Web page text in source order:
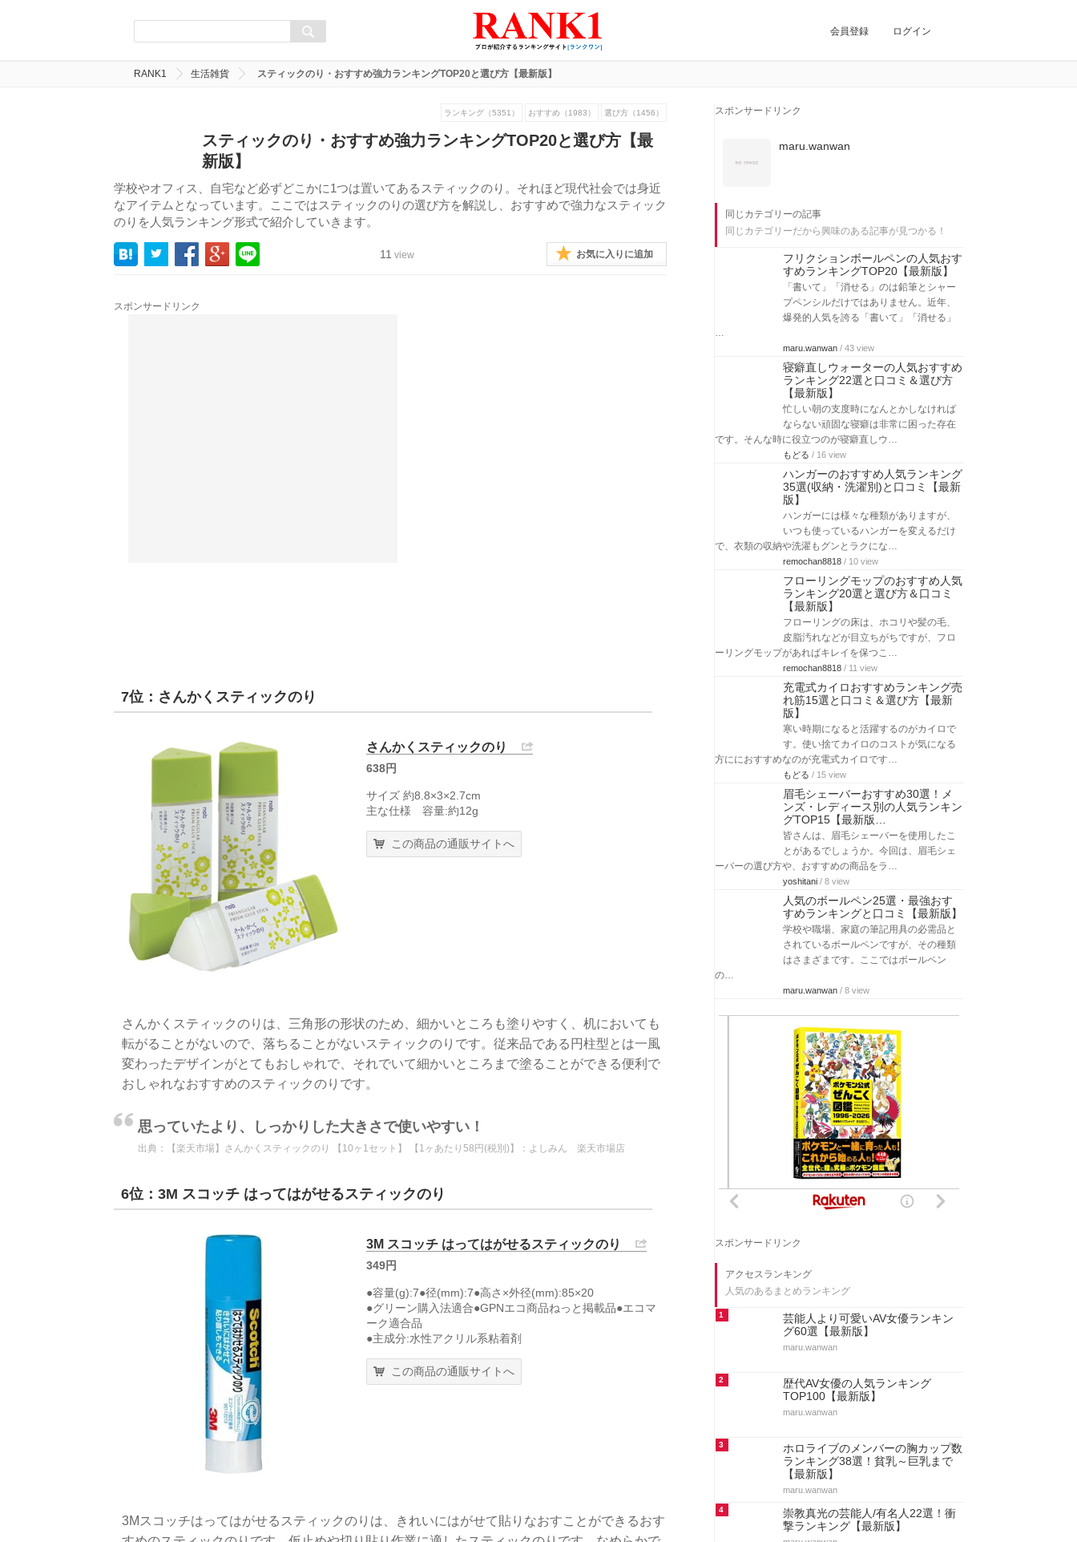
会員登録 ログイン
RANK1 生活雑貨 スティックのり・おすすめ強力ランキングTOP20と選び方【最新版】
ランキング（5351） おすすめ（1983） 選び方（1456）
スティックのり・おすすめ強力ランキングTOP20と選び方【最
新版】
学校やオフィス、自宅など必ずどこかに1つは置いてあるスティックのり。それほど現代社会では身近
なアイテムとなっています。ここではスティックのりの選び方を解説し、おすすめで強力なスティック
のりを人気ランキング形式で紹介していきます。
11 view お気に入りに追加
スポンサードリンク
7位：さんかくスティックのり
さんかくスティックのり
638円
サイズ 約8.8×3×2.7cm
主な仕様 容量:約12g
この商品の通販サイトへ
さんかくスティックのりは、三角形の形状のため、細かいところも塗りやすく、机においても
転がることがないので、落ちることがないスティックのりです。従来品である円柱型とは一風
変わったデザインがとてもおしゃれで、それでいて細かいところまで塗ることができる便利で
おしゃれなおすすめのスティックのりです。
思っていたより、しっかりした大きさで使いやすい！
出典： 【楽天市場】さんかくスティックのり 【10ヶ1セット】 【1ヶあたり58円(税別)】：よしみん 楽天市場店
6位：3M スコッチ はってはがせるスティックのり
3M スコッチ はってはがせるスティックのり
349円
●容量(g):7●径(mm):7●高さ×外径(mm):85×20
●グリーン購入法適合●GPNエコ商品ねっと掲載品●エコマ
ーク適合品
●主成分:水性アクリル系粘着剤
この商品の通販サイトへ
3Mスコッチはってはがせるスティックのりは、きれいにはがせて貼りなおすことができるおす
スポンサードリンク
maru.wanwan
同じカテゴリーの記事
同じカテゴリーだから興味のある記事が見つかる！
フリクションボールペンの人気おす
すめランキングTOP20【最新版】
「書いて」「消せる」のは鉛筆とシャー
プペンシルだけではありません。近年、
爆発的人気を誇る「書いて」「消せる」
…
maru.wanwan / 43 view
寝癖直しウォーターの人気おすすめ
ランキング22選と口コミ＆選び方
【最新版】
忙しい朝の支度時になんとかしなければ
ならない頑固な寝癖は非常に困った存在
です。そんな時に役立つのが寝癖直しウ…
もどる / 16 view
ハンガーのおすすめ人気ランキング
35選(収納・洗濯別)と口コミ【最新
版】
ハンガーには様々な種類がありますが、
いつも使っているハンガーを変えるだけ
で、衣類の収納や洗濯もグンとラクにな…
remochan8818 / 10 view
フローリングモップのおすすめ人気
ランキング20選と選び方＆口コミ
【最新版】
フローリングの床は、ホコリや髪の毛、
皮脂汚れなどが目立ちがちですが、フロ
ーリングモップがあればキレイを保つこ…
remochan8818 / 11 view
充電式カイロおすすめランキング売
れ筋15選と口コミ＆選び方【最新
版】
寒い時期になると活躍するのがカイロで
す。使い捨てカイロのコストが気になる
方ににおすすめなのが充電式カイロです…
もどる / 15 view
眉毛シェーバーおすすめ30選！メ
ンズ・レディース別の人気ランキン
グTOP15【最新版…
皆さんは、眉毛シェーバーを使用したこ
とがあるでしょうか。今回は、眉毛シェ
ーバーの選び方や、おすすめの商品をラ…
yoshitani / 8 view
人気のボールペン25選・最強おす
すめランキングと口コミ【最新版】
学校や職場、家庭の筆記用具の必需品と
されているボールペンですが、その種類
はさまざまです。ここではボールペン
の…
maru.wanwan / 8 view
スポンサードリンク
アクセスランキング
人気のあるまとめランキング
1
芸能人より可愛いAV女優ランキン
グ60選【最新版】
maru.wanwan
2
歴代AV女優の人気ランキング
TOP100【最新版】
maru.wanwan
3
ホロライブのメンバーの胸カップ数
ランキング38選！貧乳～巨乳まで
【最新版】
maru.wanwan
4
崇教真光の芸能人/有名人22選！衝
撃ランキング【最新版】